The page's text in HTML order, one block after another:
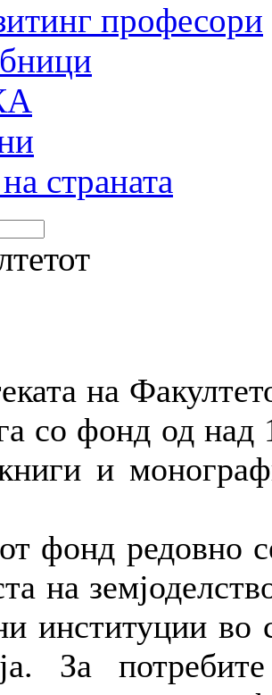
професори
страната
на
со фонд од над
и
фонд редовно
на
институции во
За